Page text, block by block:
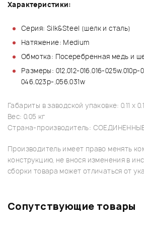
Характеристики:
Серия: Silk&Steel (шелк и сталь)
Натяжение: Medium
Обмотка: Посеребренная медь и
Размеры: 012.012-016.016-025w.010p-
046.023p-.056.031w
Габариты в заводской упаковке: 0.11 x
Вес: 0.05 кг
Страна-производитель:
Производитель имеет право менять
конструкцию, не внося изменения в
сборки товара может отличаться от
Сопутствующие товары